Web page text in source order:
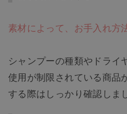
素材によって、お手入れ方
シャンプーの種類やドライ
使用が制限されている商品
する際はしっかり確認しま